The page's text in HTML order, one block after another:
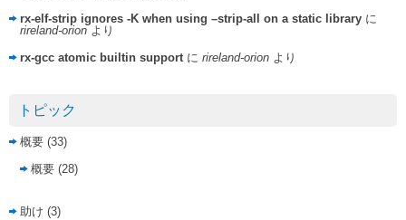
rx-elf-strip ignores -K when using –strip-all on a static library に
rireland-orion より
rx-gcc atomic builtin supportに rireland-orion より
トピック
概要 (33)
概要 (28)
助け (3)